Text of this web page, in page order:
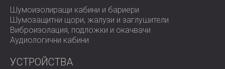
Шумоизолиращи кабини и бариери
Шумозащитни щори, жалузи и заглушители
Виброизолация, подложки и окачвачи
Аудиологични кабини
УСТРОЙСТВА